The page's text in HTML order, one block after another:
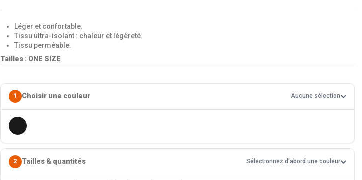
Léger et confortable.
Tissu ultra-isolant : chaleur et légèreté.
Tissu perméable.
Tailles : ONE SIZE
1 Choisir une couleur Aucune sélection
2 Tailles & quantités Sélectionnez d'abord une couleur